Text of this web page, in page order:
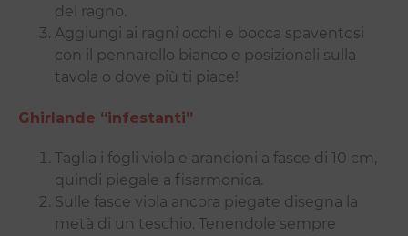
del ragno.
Aggiungi ai ragni occhi e bocca spaventosi
con il pennarello bianco e posizionali sulla
tavola o dove più ti piace!
Ghirlande “infestanti”
Taglia i fogli viola e arancioni a fasce di 10 cm,
quindi piegale a fisarmonica.
Sulle fasce viola ancora piegate disegna la
metà di un teschio. Tenendole sempre